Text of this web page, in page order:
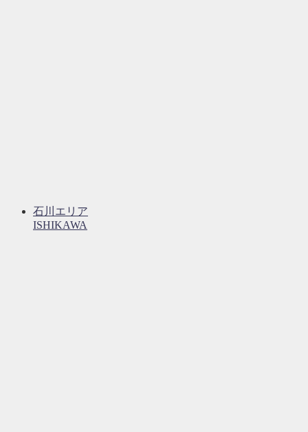
石川エリア
ISHIKAWA